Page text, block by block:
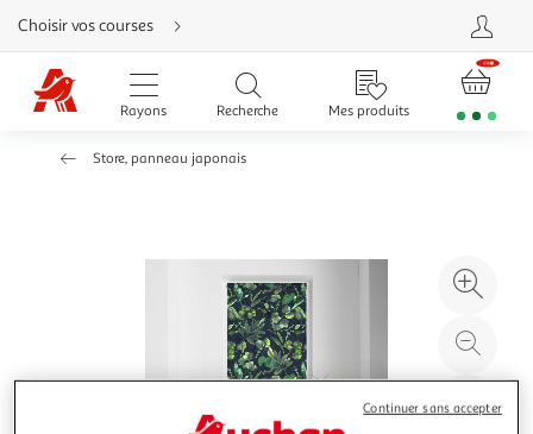
Aller
directement
au
contenu
Aller
directement
Aller
Choisir vos courses
Rayons Recherche Mes produits
Store, panneau japonais
à
Continuer sans accepter